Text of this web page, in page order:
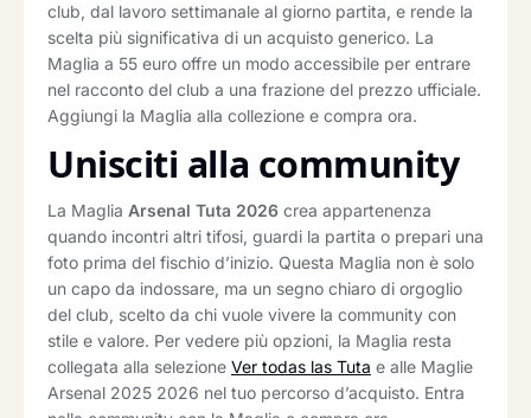
club, dal lavoro settimanale al giorno partita, e rende la
scelta più significativa di un acquisto generico. La
Maglia a 55 euro offre un modo accessibile per entrare
nel racconto del club a una frazione del prezzo ufficiale.
Aggiungi la Maglia alla collezione e compra ora.
Unisciti alla community
La Maglia Arsenal Tuta 2026 crea appartenenza
quando incontri altri tifosi, guardi la partita o prepari una
foto prima del fischio d’inizio. Questa Maglia non è solo
un capo da indossare, ma un segno chiaro di orgoglio
del club, scelto da chi vuole vivere la community con
stile e valore. Per vedere più opzioni, la Maglia resta
collegata alla selezione Ver todas las Tuta e alle Maglie
Arsenal 2025 2026 nel tuo percorso d’acquisto. Entra